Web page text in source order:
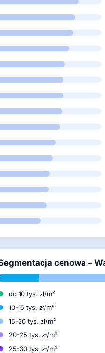
cenowa –
do 10 tys. zł/m²
10-15 tys. zł/m²
15-20 tys. zł/m²
20-25 tys. zł/m²
25-30 tys. zł/m²